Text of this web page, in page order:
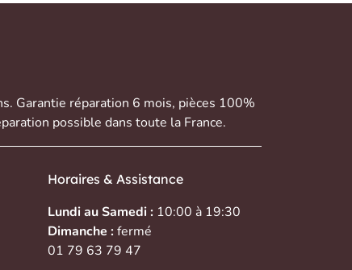
Garantie réparation 6 mois, pièces 100%
possible dans toute la France.
Horaires & Assistance
Lundi au Samedi : 10:00 à 19:30
Dimanche :fermé
01 79 63 79 47